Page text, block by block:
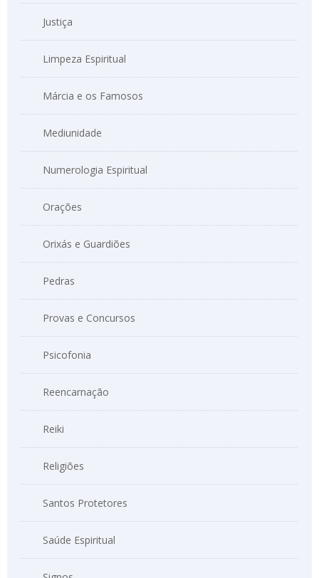
Justiça
Limpeza Espiritual
Márcia e os Famosos
Mediunidade
Numerologia Espiritual
Orações
Orixás e Guardiões
Pedras
Provas e Concursos
Psicofonia
Reencarnação
Reiki
Religiões
Santos Protetores
Saúde Espiritual